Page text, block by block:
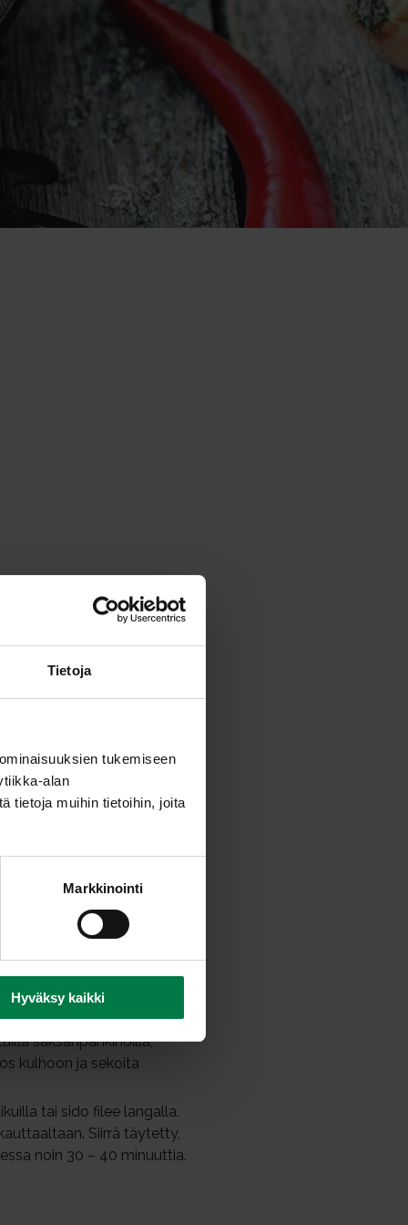
Tietoja
tukemiseen
alan
tietoja muihin tietoihin, joita
Markkinointi
Hyväksy kaikki
piparjuurta ja
saksanpähkinöillä,
kulhoon ja sekoita
tai sido filee langalla.
Siirrä täytetty,
noin 30 – 40 minuuttia.